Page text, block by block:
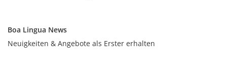
Boa Lingua News
Neuigkeiten & Angebote als Erster erhalten